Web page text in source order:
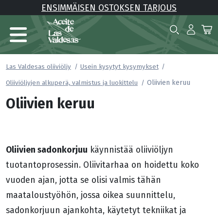
ENSIMMÄISEN OSTOKSEN TARJOUS
Las Valdesas oliiviöljy
Usein kysytyt kysymykset
Oliiviöljyjen alkuperä, valmistus ja luokittelu
Oliivien keruu
Oliivien keruu
Oliivien sadonkorjuu käynnistää oliiviöljyn
tuotantoprosessin. Oliivitarhaa on hoidettu koko
vuoden ajan, jotta se olisi valmis tähän
maataloustyöhön, jossa oikea suunnittelu,
sadonkorjuun ajankohta, käytetyt tekniikat ja